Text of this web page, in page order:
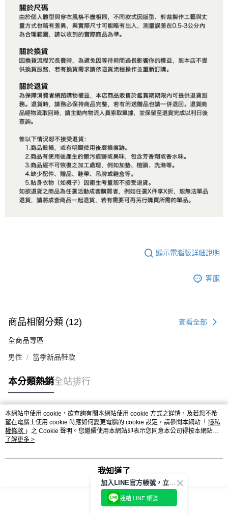
顯示電腦版詳細說明
客服
商品相關分類 (12) 查看全部
全商品專區
男性 當季新品鞋款
本分類熱銷全站排行
熱門標籤
本網站中使用 cookie，欲查詢有關本網站使用 cookie 方式之詳情，及若您不希
望在電腦上使用 cookie 時應如何變更電腦的 cookie 設定，請參閱本網站「 隱私
權條款 」之 Cookie 聲明。您繼續使用本網站即表示您同意本公司得按本網站使
用條款之 Cookie 聲明使用 cookie。
了解更多 >
我知道了
加入LINE官方帳號，立即獲得$100購物金!
連結 LINE 帳號